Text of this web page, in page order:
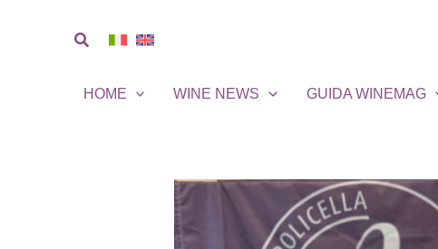
Cerca
HOME WINE NEWS GUIDA WINEMAG